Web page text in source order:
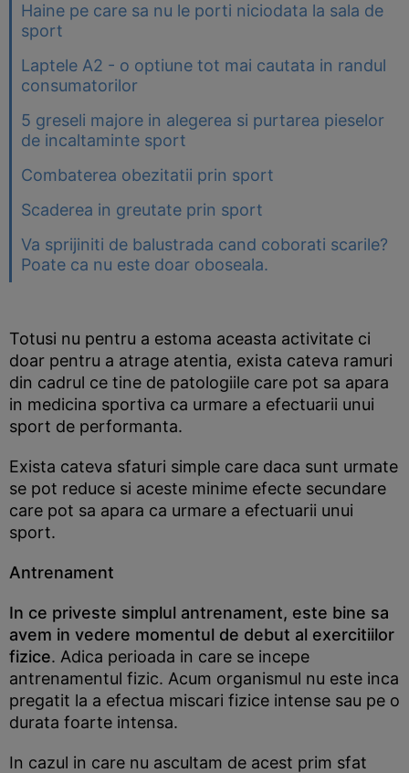
Haine pe care sa nu le porti niciodata la sala de
sport
Laptele A2 - o optiune tot mai cautata in randul
consumatorilor
5 greseli majore in alegerea si purtarea pieselor
de incaltaminte sport
Combaterea obezitatii prin sport
Scaderea in greutate prin sport
Va sprijiniti de balustrada cand coborati scarile?
Poate ca nu este doar oboseala.
Totusi nu pentru a estoma aceasta activitate ci
doar pentru a atrage atentia, exista cateva ramuri
din cadrul ce tine de patologiile care pot sa apara
in medicina sportiva ca urmare a efectuarii unui
sport de performanta.
Exista cateva sfaturi simple care daca sunt urmate
se pot reduce si aceste minime efecte secundare
care pot sa apara ca urmare a efectuarii unui
sport.
Antrenament
In ce priveste simplul antrenament, este bine sa
avem in vedere momentul de debut al exercitiilor
fizice. Adica perioada in care se incepe
antrenamentul fizic. Acum organismul nu este inca
pregatit la a efectua miscari fizice intense sau pe o
durata foarte intensa.
In cazul in care nu ascultam de acest prim sfat